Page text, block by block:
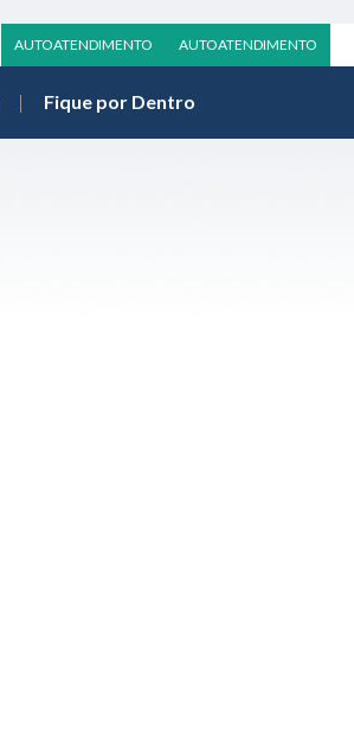
AUTOATENDIMENTO AUTOATENDIMENTO
Fique por Dentro